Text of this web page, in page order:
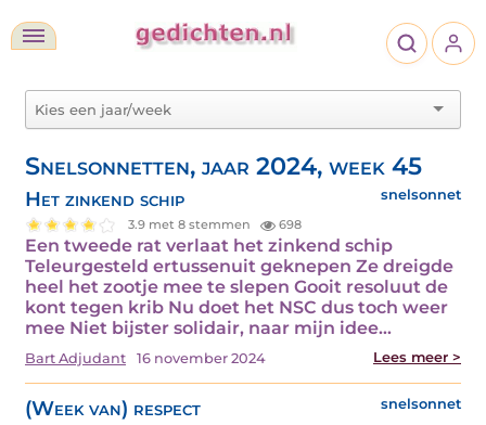
Snelsonnetten, jaar 2024, week 45
Het zinkend schip snelsonnet
3.9 met 8 stemmen 698
Een tweede rat verlaat het zinkend schip
Teleurgesteld ertussenuit geknepen Ze dreigde
heel het zootje mee te slepen Gooit resoluut de
kont tegen krib Nu doet het NSC dus toch weer
mee Niet bijster solidair, naar mijn idee…
Bart Adjudant 16 november 2024 Lees meer >
(Week van) respect snelsonnet